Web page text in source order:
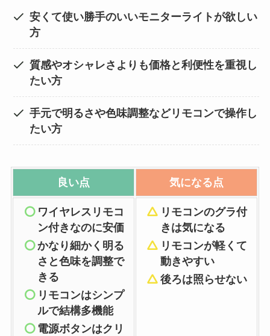
安くて使い勝手のいいモニターライトが欲しい
方
質感やオシャレさよりも価格と利便性を重視し
たい方
手元で明るさや色味調整などリモコンで操作し
たい方
良い点 気になる点
ワイヤレスリモコ
ン付きなのに安価
かなり細かく明る
さと色味を調整で
きる
リモコンはシンプ
ルで結構多機能
電源ボタンはクリ
リモコンのグラ付
きは気になる
リモコンが軽くて
動きやすい
後ろは照らせない